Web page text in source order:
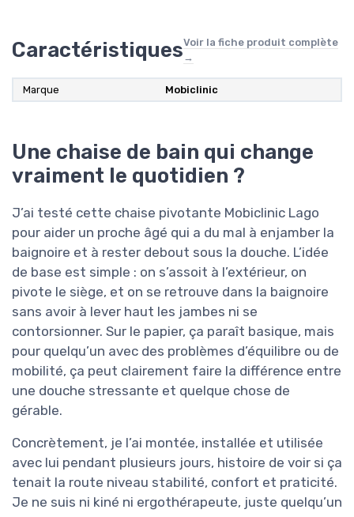
CaractéristiquesVoir la fiche produit complète
→
Marque Mobiclinic
Une chaise de bain qui change
vraiment le quotidien ?
J’ai testé cette chaise pivotante Mobiclinic Lago
pour aider un proche âgé qui a du mal à enjamber la
baignoire et à rester debout sous la douche. L’idée
de base est simple : on s’assoit à l’extérieur, on
pivote le siège, et on se retrouve dans la baignoire
sans avoir à lever haut les jambes ni se
contorsionner. Sur le papier, ça paraît basique, mais
pour quelqu’un avec des problèmes d’équilibre ou de
mobilité, ça peut clairement faire la différence entre
une douche stressante et quelque chose de
gérable.
Concrètement, je l’ai montée, installée et utilisée
avec lui pendant plusieurs jours, histoire de voir si ça
tenait la route niveau stabilité, confort et praticité.
Je ne suis ni kiné ni ergothérapeute, juste quelqu’un